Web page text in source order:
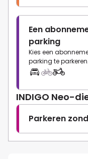
Een
parking
Kies een
parking te parkeren.
INDIGO Neo-
Parkeren